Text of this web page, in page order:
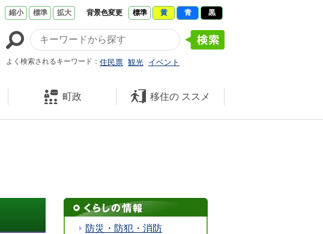
たくさんの 笑顔と元気 久米
縮小 標準 拡大 背景色変更 標準 黄 青 黒
よく検索されるキーワード： 住民票 観光 イベント
町政 移住の ススメ
防災・防犯・消防